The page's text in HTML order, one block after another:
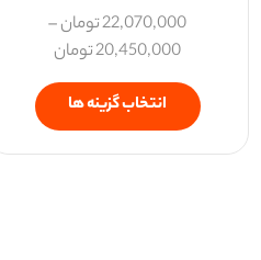
22,070,000تومان–
20,450,000تومان
انتخاب گزینه ها